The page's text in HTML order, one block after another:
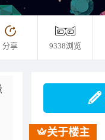
分享 9338浏览
关于楼主